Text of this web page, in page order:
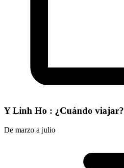
Y Linh Ho : ¿Cuándo viajar?
De marzo a julio